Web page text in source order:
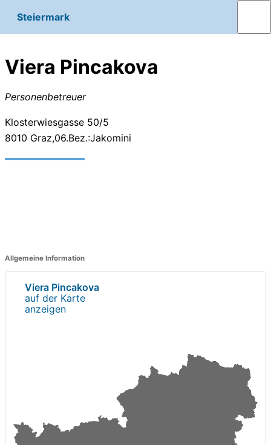
Steiermark
Viera Pincakova
Personenbetreuer
Klosterwiesgasse 50/5
8010 Graz,06.Bez.:Jakomini
Allgemeine Information
Viera Pincakova
auf der Karte
anzeigen